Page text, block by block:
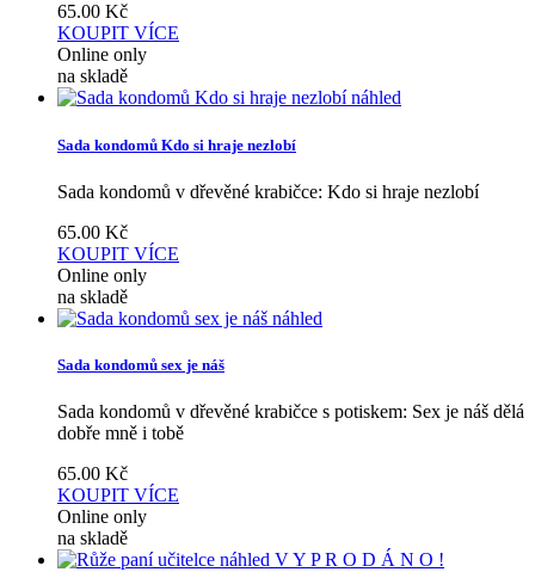
65.00 Kč
KOUPIT VÍCE
Online only
na skladě
náhled
Sada kondomů Kdo si hraje nezlobí
Sada kondomů v dřevěné krabičce: Kdo si hraje nezlobí
65.00 Kč
KOUPIT VÍCE
Online only
na skladě
náhled
Sada kondomů sex je náš
Sada kondomů v dřevěné krabičce s potiskem: Sex je náš dělá
dobře mně i tobě
65.00 Kč
KOUPIT VÍCE
Online only
na skladě
náhled V Y P R O D Á N O !